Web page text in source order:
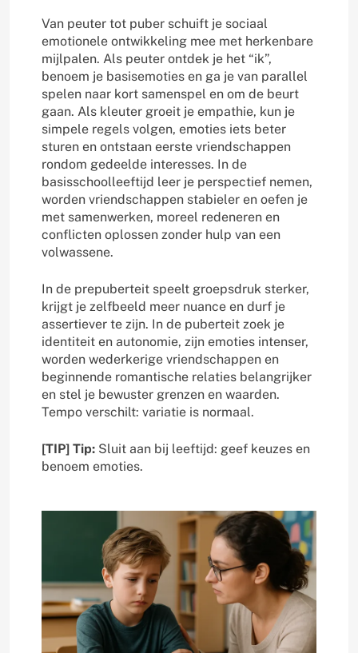
Van peuter tot puber schuift je sociaal
emotionele ontwikkeling mee met herkenbare
mijlpalen. Als peuter ontdek je het “ik”,
benoem je basisemoties en ga je van parallel
spelen naar kort samenspel en om de beurt
gaan. Als kleuter groeit je empathie, kun je
simpele regels volgen, emoties iets beter
sturen en ontstaan eerste vriendschappen
rondom gedeelde interesses. In de
basisschoolleeftijd leer je perspectief nemen,
worden vriendschappen stabieler en oefen je
met samenwerken, moreel redeneren en
conflicten oplossen zonder hulp van een
volwassene.
In de prepuberteit speelt groepsdruk sterker,
krijgt je zelfbeeld meer nuance en durf je
assertiever te zijn. In de puberteit zoek je
identiteit en autonomie, zijn emoties intenser,
worden wederkerige vriendschappen en
beginnende romantische relaties belangrijker
en stel je bewuster grenzen en waarden.
Tempo verschilt: variatie is normaal.
[TIP] Tip: Sluit aan bij leeftijd: geef keuzes en
benoem emoties.